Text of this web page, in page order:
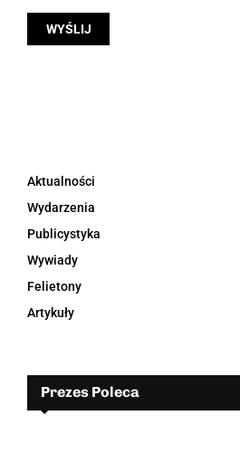
Aktualności
Wydarzenia
Publicystyka
Wywiady
Felietony
Artykuły
Prezes Poleca